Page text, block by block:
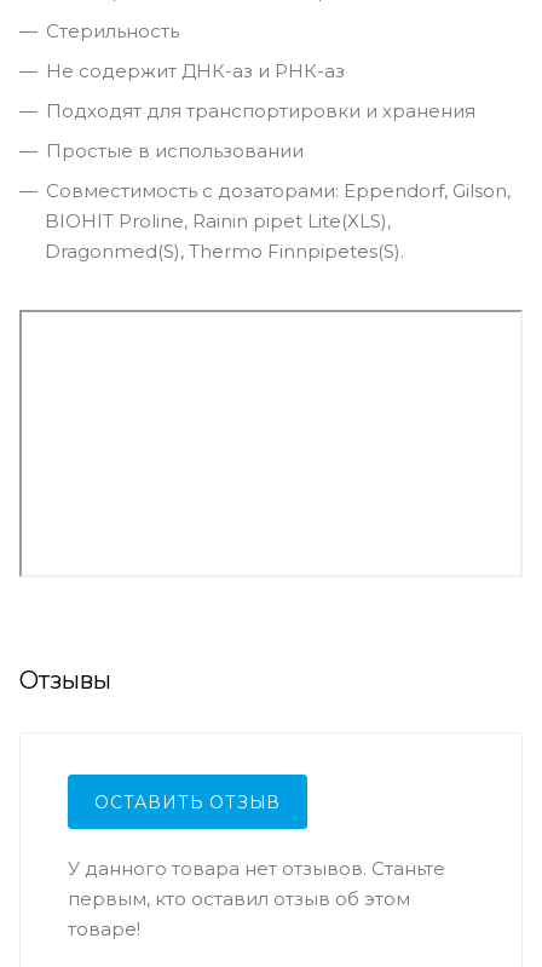
Стерильность
Не содержит ДНК-аз и РНК-аз
Подходят для транспортировки и хранения
Простые в использовании
Совместимость с дозаторами: Eppendorf, Gilson,
BIOHIT Proline, Rainin pipet Lite(XLS),
Dragonmed(S), Thermo Finnpipetes(S).
Отзывы
ОСТАВИТЬ ОТЗЫВ
У данного товара нет отзывов. Станьте
первым, кто оставил отзыв об этом
товаре!